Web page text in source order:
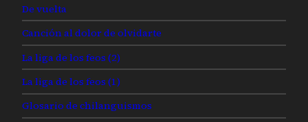
De vuelta
Canción al dolor de olvidarte
La liga de los feos (2)
La liga de los feos (1)
Glosario de chilanguismos